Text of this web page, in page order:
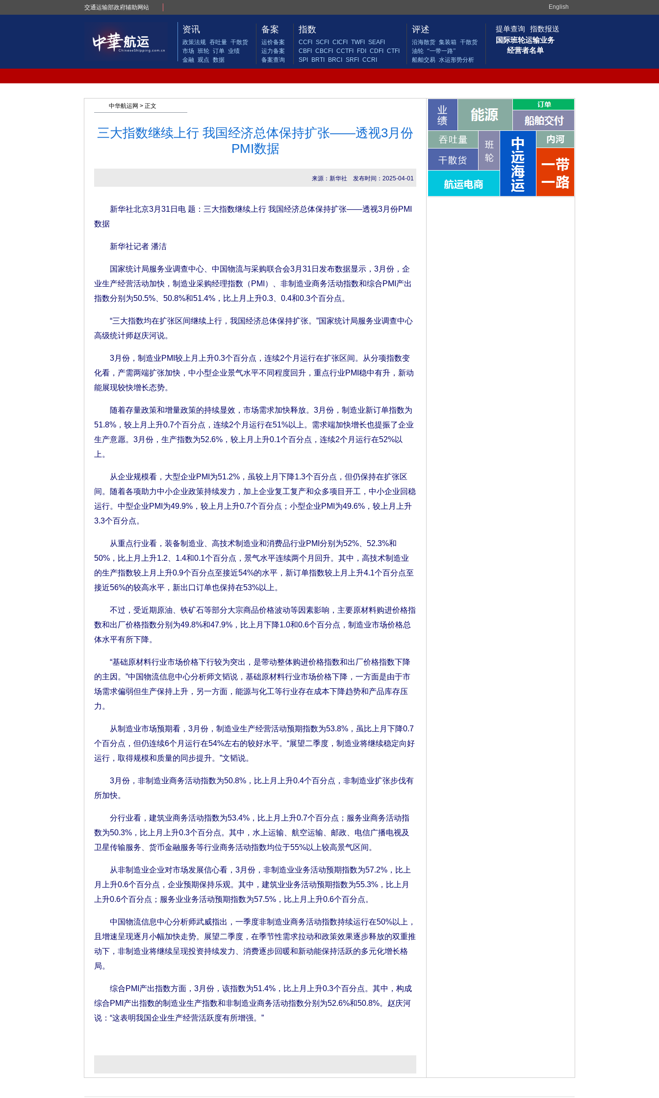
交通运输部政府辅助网站 English
资讯
政策法规 吞吐量 干散货
市场 班轮 订单 业绩
金融 观点 数据
备案
运价备案
运力备案
备案查询
指数
CCFI SCFI CICFI TWFI
SEAFI
CBFI
CBCFI CCTFI FDI CDFI
CTFI
SPI
BRTI BRCI SRFI CCRI
评述
沿海散货 集装箱 干散货
油轮 “一带一路”
船舶交易 水运形势分析
提单查询
指数报送
国际班轮运输业务
经营者名单
中华航运网 > 正文
三大指数继续上行 我国经济总体保持扩张——透视3月份
PMI数据
来源：新华社 发布时间：2025-04-01
新华社北京3月31日电 题：三大指数继续上行 我国经济总体保持扩张——透视3月份PMI
数据
新华社记者 潘洁
国家统计局服务业调查中心、中国物流与采购联合会3月31日发布数据显示，3月份，企
业生产经营活动加快，制造业采购经理指数（PMI）、非制造业商务活动指数和综合PMI产出
指数分别为50.5%、50.8%和51.4%，比上月上升0.3、0.4和0.3个百分点。
“三大指数均在扩张区间继续上行，我国经济总体保持扩张。”国家统计局服务业调查中心
高级统计师赵庆河说。
3月份，制造业PMI较上月上升0.3个百分点，连续2个月运行在扩张区间。从分项指数变
化看，产需两端扩张加快，中小型企业景气水平不同程度回升，重点行业PMI稳中有升，新动
能展现较快增长态势。
随着存量政策和增量政策的持续显效，市场需求加快释放。3月份，制造业新订单指数为
51.8%，较上月上升0.7个百分点，连续2个月运行在51%以上。需求端加快增长也提振了企业
生产意愿。3月份，生产指数为52.6%，较上月上升0.1个百分点，连续2个月运行在52%以
上。
从企业规模看，大型企业PMI为51.2%，虽较上月下降1.3个百分点，但仍保持在扩张区
间。随着各项助力中小企业政策持续发力，加上企业复工复产和众多项目开工，中小企业回稳
运行。中型企业PMI为49.9%，较上月上升0.7个百分点；小型企业PMI为49.6%，较上月上升
3.3个百分点。
从重点行业看，装备制造业、高技术制造业和消费品行业PMI分别为52%、52.3%和
50%，比上月上升1.2、1.4和0.1个百分点，景气水平连续两个月回升。其中，高技术制造业
的生产指数较上月上升0.9个百分点至接近54%的水平，新订单指数较上月上升4.1个百分点至
接近56%的较高水平，新出口订单也保持在53%以上。
不过，受近期原油、铁矿石等部分大宗商品价格波动等因素影响，主要原材料购进价格指
数和出厂价格指数分别为49.8%和47.9%，比上月下降1.0和0.6个百分点，制造业市场价格总
体水平有所下降。
“基础原材料行业市场价格下行较为突出，是带动整体购进价格指数和出厂价格指数下降
的主因。”中国物流信息中心分析师文韬说，基础原材料行业市场价格下降，一方面是由于市
场需求偏弱但生产保持上升，另一方面，能源与化工等行业存在成本下降趋势和产品库存压
力。
从制造业市场预期看，3月份，制造业生产经营活动预期指数为53.8%，虽比上月下降0.7
个百分点，但仍连续6个月运行在54%左右的较好水平。“展望二季度，制造业将继续稳定向好
运行，取得规模和质量的同步提升。”文韬说。
3月份，非制造业商务活动指数为50.8%，比上月上升0.4个百分点，非制造业扩张步伐有
所加快。
分行业看，建筑业商务活动指数为53.4%，比上月上升0.7个百分点；服务业商务活动指
数为50.3%，比上月上升0.3个百分点。其中，水上运输、航空运输、邮政、电信广播电视及
卫星传输服务、货币金融服务等行业商务活动指数均位于55%以上较高景气区间。
从非制造业企业对市场发展信心看，3月份，非制造业业务活动预期指数为57.2%，比上
月上升0.6个百分点，企业预期保持乐观。其中，建筑业业务活动预期指数为55.3%，比上月
上升0.6个百分点；服务业业务活动预期指数为57.5%，比上月上升0.6个百分点。
中国物流信息中心分析师武威指出，一季度非制造业商务活动指数持续运行在50%以上，
且增速呈现逐月小幅加快走势。展望二季度，在季节性需求拉动和政策效果逐步释放的双重推
动下，非制造业将继续呈现投资持续发力、消费逐步回暖和新动能保持活跃的多元化增长格
局。
综合PMI产出指数方面，3月份，该指数为51.4%，比上月上升0.3个百分点。其中，构成
综合PMI产出指数的制造业生产指数和非制造业商务活动指数分别为52.6%和50.8%。赵庆河
说：“这表明我国企业生产经营活跃度有所增强。”